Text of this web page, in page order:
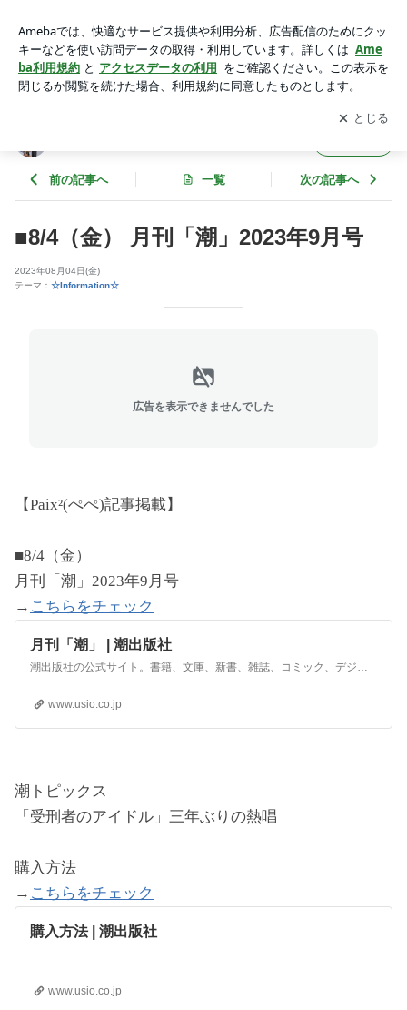
アプリをダウンロードして ブログの更新通知
を受け取りまし
ょう。
開く
前の記事へ 一覧 次の記事へ
■8/4（金） 月刊「潮」2023年9月号
2023年08月04日(金)
テーマ： ☆Information☆
広告を表示できませんでした
【Paix²(ぺぺ)記事掲載】
■8/4（金）
月刊「潮」2023年9月号
→ こちらをチェック
月刊「潮」 | 潮出版社
潮出版社の公式サイト。書籍、文庫、新書、雑誌、コミック、デジタルコンテンツの最新情報。書籍検索、文学賞の紹介、採用情報。
www.usio.co.jp
潮トピックス
「受刑者のアイドル」三年ぶりの熱唱
購入方法
→ こちらをチェック
購入方法 | 潮出版社
www.usio.co.jp